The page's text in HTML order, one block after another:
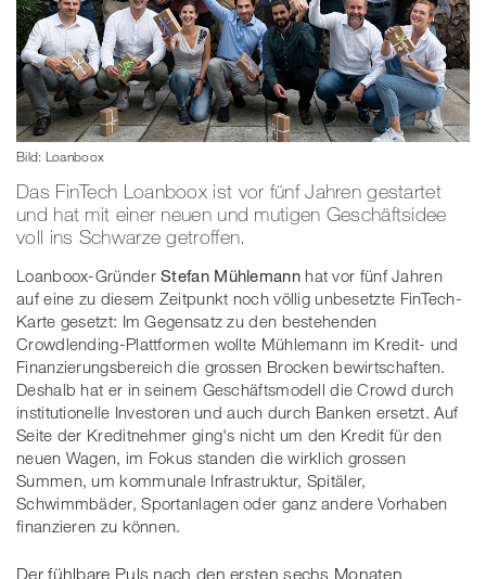
Bild: Loanboox
Das FinTech Loanboox ist vor fünf Jahren gestartet
und hat mit einer neuen und mutigen Geschäftsidee
voll ins Schwarze getroffen.
Loanboox-GründerStefan Mühlemannhat vor fünf Jahren
auf eine zu diesem Zeitpunkt noch völlig unbesetzte FinTech-
Karte gesetzt: Im Gegensatz zu den bestehenden
Crowdlending-Plattformen wollte Mühlemann im Kredit- und
Finanzierungsbereich die grossen Brocken bewirtschaften.
Deshalb hat er in seinem Geschäftsmodell die Crowd durch
institutionelle Investoren und auch durch Banken ersetzt. Auf
Seite der Kreditnehmer ging's nicht um den Kredit für den
neuen Wagen, im Fokus standen die wirklich grossen
Summen, um kommunale Infrastruktur, Spitäler,
Schwimmbäder, Sportanlagen oder ganz andere Vorhaben
finanzieren zu können.
Der fühlbare Puls nach den ersten sechs Monaten